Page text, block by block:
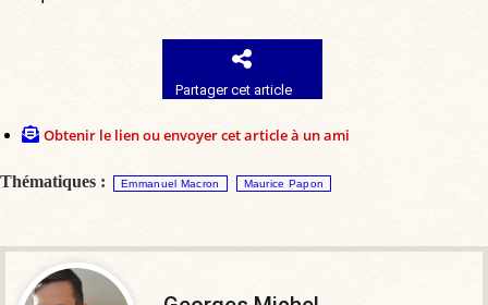
Partager cet article
Obtenir le lien ou envoyer cet article à un ami
Thématiques : Emmanuel Macron Maurice Papon